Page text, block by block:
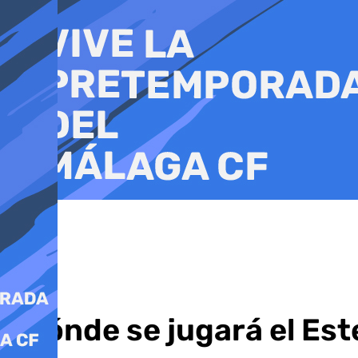
al
contenido
¿Dónde se jugará el